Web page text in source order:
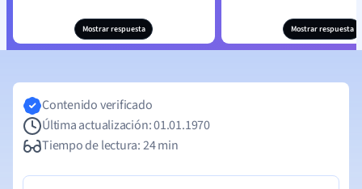
Mostrar respuesta Mostrar respuesta
Contenido verificado
Última actualización: 01.01.1970
Tiempo de lectura: 24 min